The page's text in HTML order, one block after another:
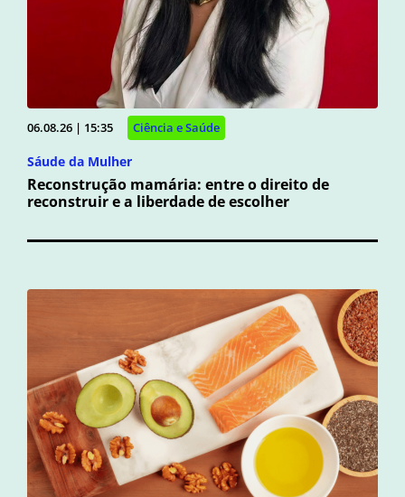
06.08.26 | 15:35 Ciência e Saúde
Sáude da Mulher
Reconstrução mamária: entre o direito de
reconstruir e a liberdade de escolher